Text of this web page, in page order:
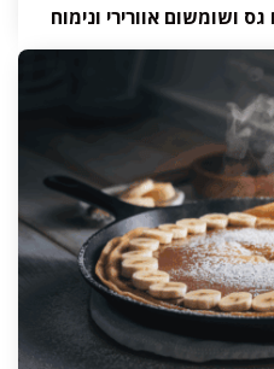
ושומשום אוורירי ונימוח